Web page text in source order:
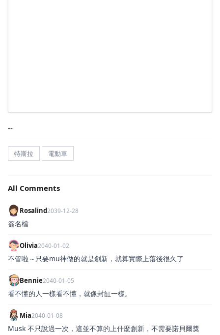
--
特斯拉 電動車
All Comments
Rosalind2039-12-28
簽名檔
Olivia2040-01-02
不管啦～只要mu神做的就是創新，就算實際上落後很久了
Bennie2040-01-05
看不懂的人一樣看不懂，就像封缸一樣。
Mia2040-01-08
Musk 不只說過一次，這並不算的上什麼創新，不需要諾貝爾獎